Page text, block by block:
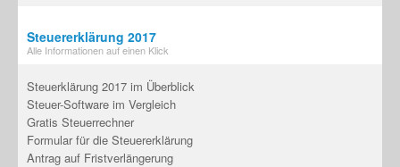
Steuererklärung 2017
Alle Informationen auf einen Klick
Steuerklärung 2017 im Überblick
Steuer-Software im Vergleich
Gratis Steuerrechner
Formular für die Steuererklärung
Antrag auf Fristverlängerung